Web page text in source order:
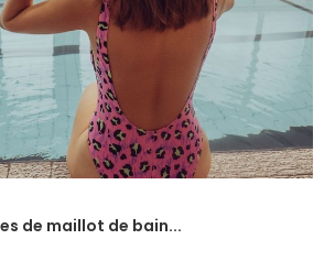
de maillot de bain...